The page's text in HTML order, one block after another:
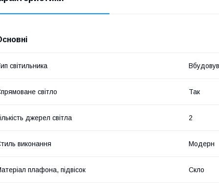
світильника
світло Так
джерел світла 2
виконання Модерн
плафона, підвісок Скло